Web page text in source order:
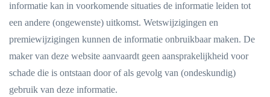
informatie kan in voorkomende situaties de informatie leiden tot
een andere (ongewenste) uitkomst. Wetswijzigingen en
premiewijzigingen kunnen de informatie onbruikbaar maken. De
maker van deze website aanvaardt geen aansprakelijkheid voor
schade die is ontstaan door of als gevolg van (ondeskundig)
gebruik van deze informatie.